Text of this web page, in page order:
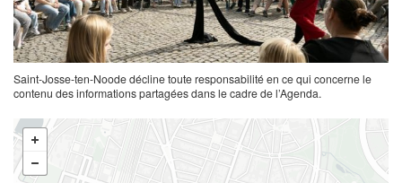
Saint-Josse-ten-Noode décline toute responsabilité en ce qui concerne le
contenu des informations partagées dans le cadre de l’Agenda.